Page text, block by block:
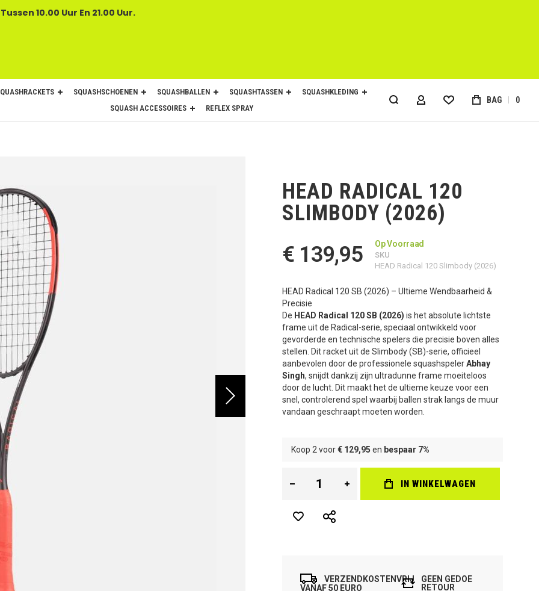
10.00 Uur En 21.00 Uur.
SQUASHSCHOENEN SQUASHBALLEN SQUASHTASSEN
SQUASHKLEDING
SQUASH ACCESSOIRES
REFLEX SPRAY ACCOUNT BAG 0
HEAD RADICAL 120
SLIMBODY (2026)
€ 139,95
Op Voorraad
SKU
HEAD Radical 120 Slimbody (2026)
HEAD Radical 120 SB (2026) – Ultieme Wendbaarheid &
Precisie
De HEAD Radical 120 SB (2026) is het absolute lichtste
frame uit de Radical-serie, speciaal ontwikkeld voor
gevorderde en technische spelers die precisie boven alles
stellen. Dit racket uit de Slimbody (SB)-serie, officieel
aanbevolen door de professionele squashspelerAbhay
Singh, snijdt dankzij zijn ultradunne frame moeiteloos
door de lucht. Dit maakt het de ultieme keuze voor een
snel, controlerend spel waarbij ballen strak langs de muur
vandaan geschraapt moeten worden.
Koop 2 voor€ 129,95 en bespaar 7%
IN WINKELWAGEN
VERZENDKOSTENVRIJ
VANAF 50 EURO
GEEN GEDOE
RETOUR